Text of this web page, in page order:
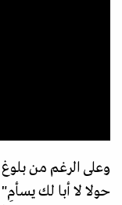
وعلى الرغم من
حولا لا أبا لك